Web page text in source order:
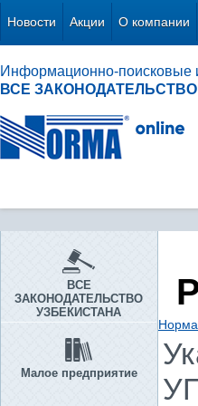
Новости Акции О компании
Информационно-поисковые
ВСЕ
ВСЕ
ЗАКОНОДАТЕЛЬСТВО
УЗБЕКИСТАНА
Малое предприятие